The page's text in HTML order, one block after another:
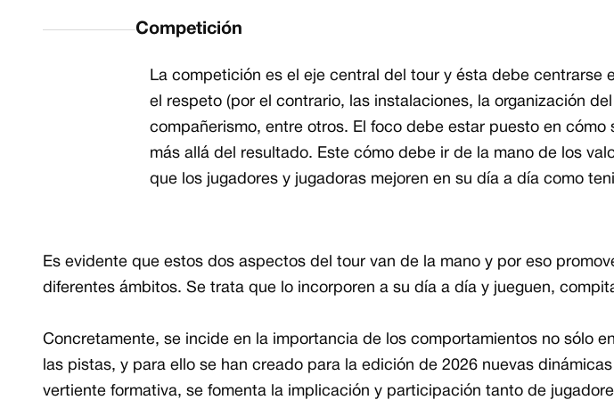
Competición
La competición es el eje central del tour y ésta debe centrarse
el respeto (por el contrario, las instalaciones, la organización
compañerismo, entre otros. El foco debe estar puesto en cómo
más allá del resultado. Este cómo debe ir de la mano de los
que los jugadores y jugadoras mejoren en su día a día como
Conclusión sobre los valores
Es evidente que estos dos aspectos del tour van de la mano y por eso
diferentes ámbitos. Se trata que lo incorporen a su día a día y jueguen,
Concretamente, se incide en la importancia de los comportamientos no sólo
las pistas, y para ello se han creado para la edición de 2026 nuevas
vertiente formativa, se fomenta la implicación y participación tanto de